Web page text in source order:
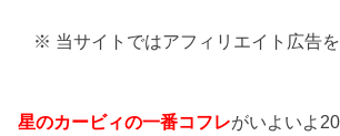
※ 当サイトではアフィリエイト広告
星のカービィの一番コフレがいよいよ